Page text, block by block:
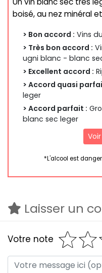
boisé, au nez minéral
> Bon accord : Vins
> Très bon accord :
ugni blanc - blanc
> Excellent accord :
> Accord quasi
leger
> Accord parfait :
blanc sec leger
*L'alcool est
Laisser un
Votre note